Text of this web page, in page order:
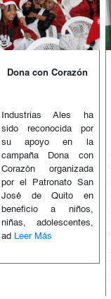
Dona con Corazón
Industrias Ales ha
sido reconocida por
su apoyo en la
campaña Dona con
Corazón organizada
por el Patronato San
José de Quito en
beneficio a niños,
niñas, adolescentes,
ad Leer Más